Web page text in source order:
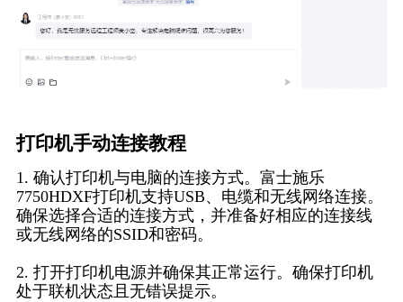
打印机手动连接教程
1. 确认打印机与电脑的连接方式。富士施乐
7750HDXF打印机支持USB、电缆和无线网络连接。
确保选择合适的连接方式，并准备好相应的连接线
或无线网络的SSID和密码。
2. 打开打印机电源并确保其正常运行。确保打印机
处于联机状态且无错误提示。